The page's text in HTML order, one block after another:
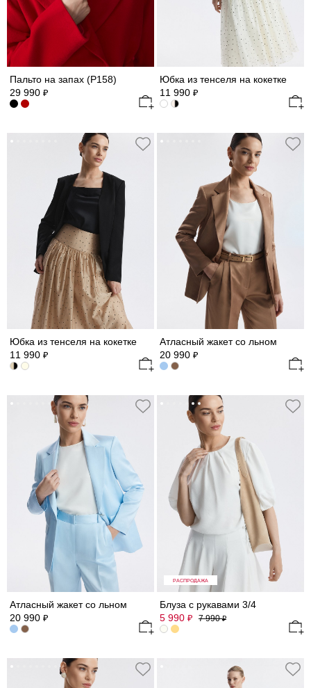
Пальто на запах (Р158)
29 990 ₽
Юбка из тенселя на кокетке
11 990 ₽
Юбка из тенселя на кокетке
11 990 ₽
Атласный жакет со льном
20 990 ₽
Атласный жакет со льном
20 990 ₽
РАСПРОДАЖА
Блуза с рукавами 3/4
5 990 ₽ 7 990₽